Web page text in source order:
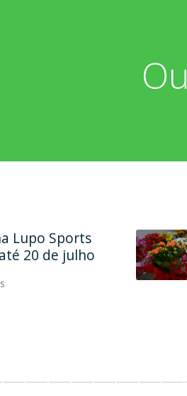
Lupo Sports
20 de julho